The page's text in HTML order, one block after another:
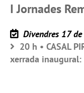
I Jornades
Divendres 17
20 h • CASAL
xerrada inaugural: